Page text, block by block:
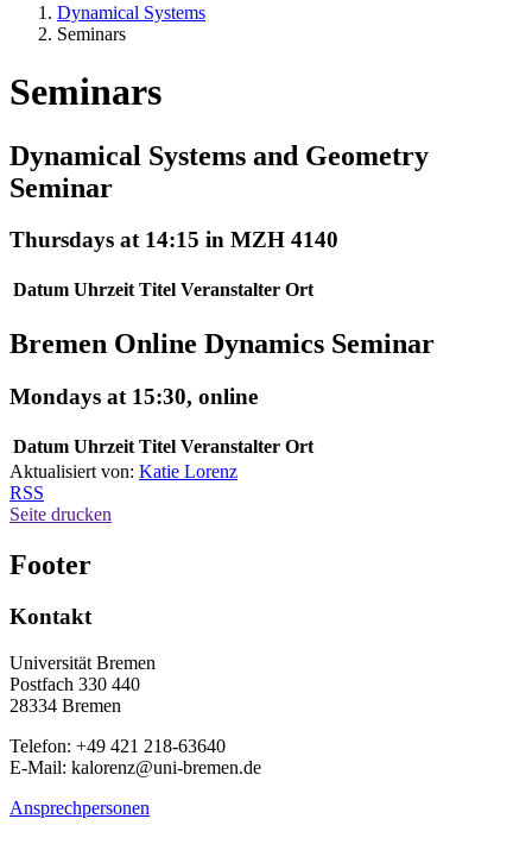
Dynamical Systems
Seminars
Seminars
Dynamical Systems and Geometry
Seminar
Thursdays at 14:15 in MZH 4140
Datum Uhrzeit Titel Veranstalter Ort
Bremen Online Dynamics Seminar
Mondays at 15:30, online
Datum Uhrzeit Titel Veranstalter Ort
Aktualisiert von: Katie Lorenz
RSS
Seite drucken
Footer
Kontakt
Universität Bremen
Postfach 330 440
28334 Bremen
Telefon: +49 421 218-63640
E-Mail: kalorenz@uni-bremen.de
Ansprechpersonen